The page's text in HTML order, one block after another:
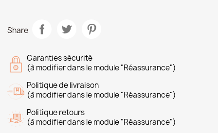
Share
Garanties sécurité
(à modifier dans le module "Réassurance")
Politique de livraison
(à modifier dans le module "Réassurance")
Politique retours
(à modifier dans le module "Réassurance")